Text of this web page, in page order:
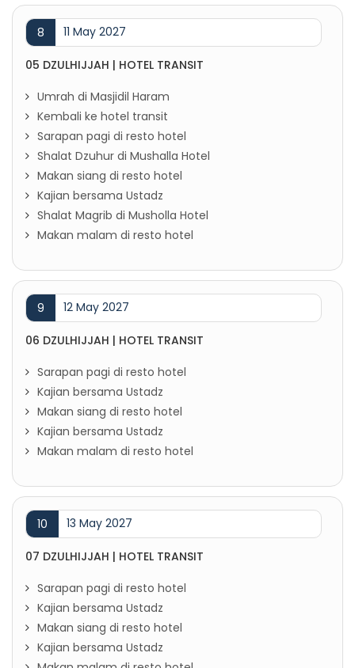
8 11 May 2027
05 DZULHIJJAH | HOTEL TRANSIT
Umrah di Masjidil Haram
Kembali ke hotel transit
Sarapan pagi di resto hotel
Shalat Dzuhur di Mushalla Hotel
Makan siang di resto hotel
Kajian bersama Ustadz
Shalat Magrib di Musholla Hotel
Makan malam di resto hotel
9 12 May 2027
06 DZULHIJJAH | HOTEL TRANSIT
Sarapan pagi di resto hotel
Kajian bersama Ustadz
Makan siang di resto hotel
Kajian bersama Ustadz
Makan malam di resto hotel
10 13 May 2027
07 DZULHIJJAH | HOTEL TRANSIT
Sarapan pagi di resto hotel
Kajian bersama Ustadz
Makan siang di resto hotel
Kajian bersama Ustadz